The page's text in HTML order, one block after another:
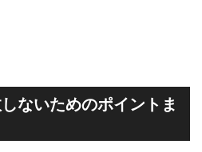
ないためのポイントま